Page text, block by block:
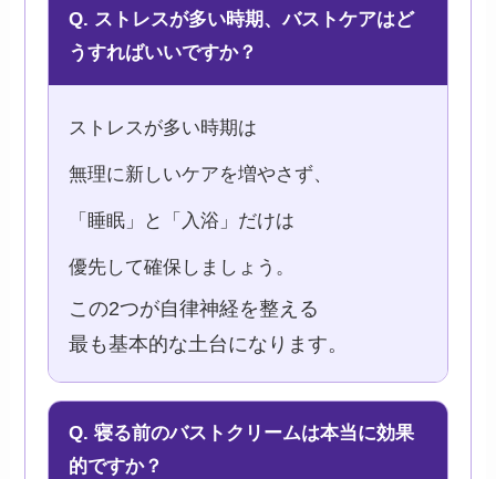
Q. ストレスが多い時期、バストケアはど
うすればいいですか？
ストレスが多い時期は
無理に新しいケアを増やさず、
「睡眠」と「入浴」だけは
優先して確保しましょう。
この2つが自律神経を整える
最も基本的な土台になります。
Q. 寝る前のバストクリームは本当に効果
的ですか？